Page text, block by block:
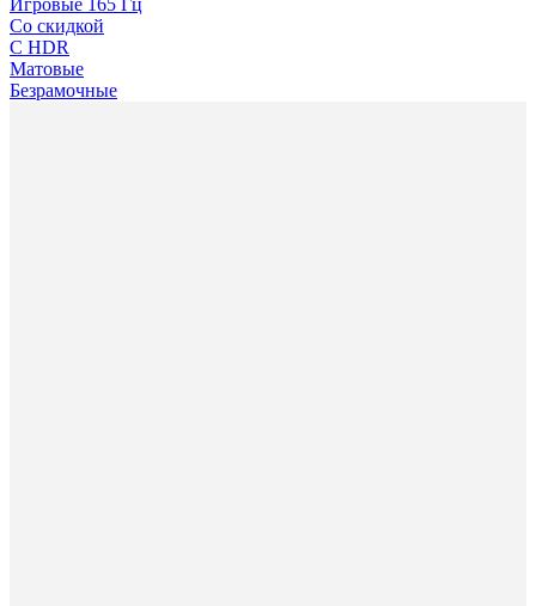
Со скидкой
С HDR
Матовые
Безрамочные